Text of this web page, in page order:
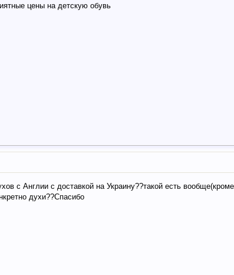
цены на детскую обувь
с Англии с доставкой на Украину??такой есть вообще(кроме
духи??Спасибо